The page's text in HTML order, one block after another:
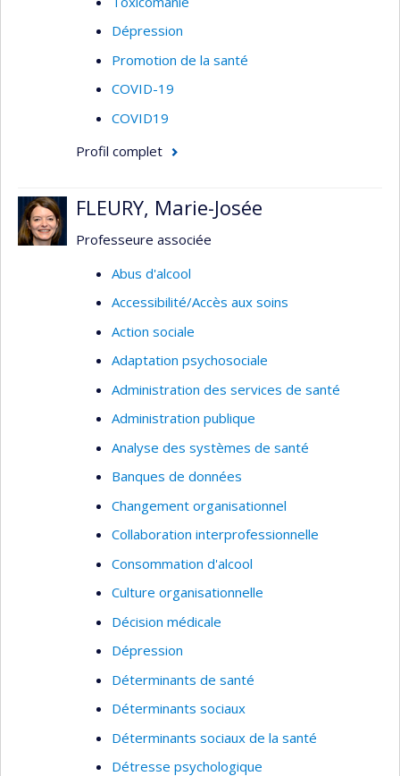
Dépression
Promotion de la santé
COVID-19
COVID19
Profil complet
FLEURY, Marie-Josée
Professeure associée
Abus d'alcool
Accessibilité/Accès aux soins
Action sociale
Adaptation psychosociale
Administration des services de santé
Administration publique
Analyse des systèmes de santé
Banques de données
Changement organisationnel
Collaboration interprofessionnelle
Consommation d'alcool
Culture organisationnelle
Décision médicale
Dépression
Déterminants de santé
Déterminants sociaux
Déterminants sociaux de la santé
Détresse psychologique